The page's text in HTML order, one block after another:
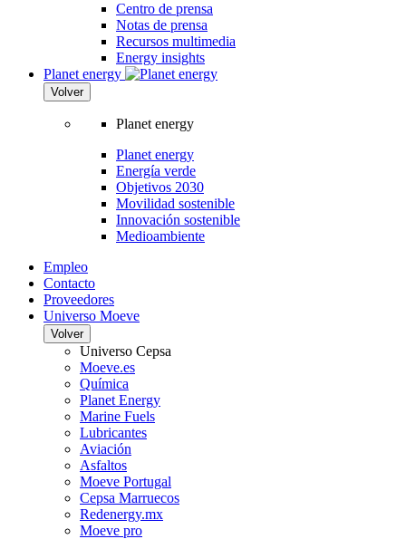
Centro de prensa
Notas de prensa
Recursos multimedia
Energy insights
Planet energy
Volver
Planet energy
Planet energy
Energía verde
Objetivos 2030
Movilidad sostenible
Innovación sostenible
Medioambiente
Empleo
Contacto
Proveedores
Universo Moeve
Volver
Universo Cepsa
Moeve.es
Química
Planet Energy
Marine Fuels
Lubricantes
Aviación
Asfaltos
Moeve Portugal
Cepsa Marruecos
Redenergy.mx
Moeve pro